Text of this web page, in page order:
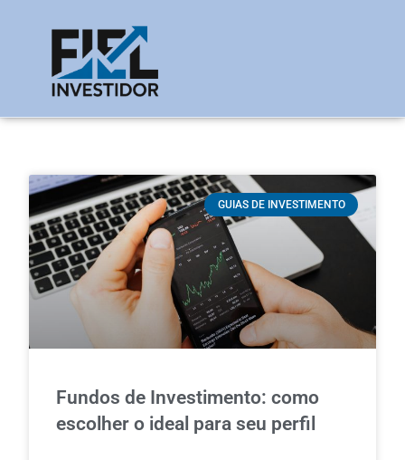
GUIAS DE INVESTIMENTO
Fundos de Investimento: como
escolher o ideal para seu perfil